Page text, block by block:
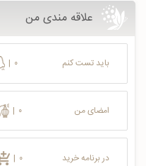
علاقه مندی من
باید تست کنم | ۰
امضای من | ۰
در برنامه خرید | ۰